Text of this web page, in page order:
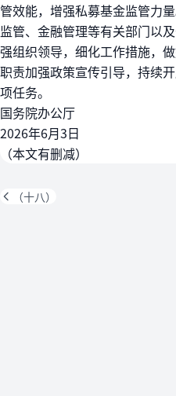
管效能，增强私募基金监管力
监管、金融管理等有关部门以
强组织领导，细化工作措施，
职责加强政策宣传引导，持续
项任务。
国务院办公厅
2026年6月3日
（本文有删减）
（十八）